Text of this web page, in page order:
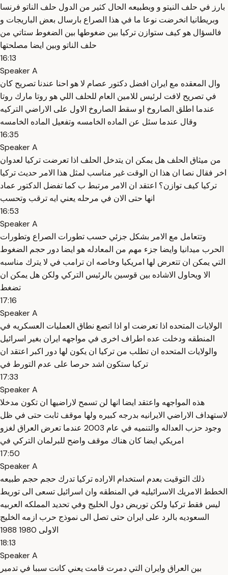
بارز في حلف النيتو و وبطبيعه الحال كثير من الدول حلف الناتو فرنسا
وبريطانيا انخرضت نوعا ما في هذا الصراع بارسال بعض الباريجات و
فالسؤال هو كيف ستوازن تركيا بين ضغوطها بين الضغوط ستاتي من
حلف الناتو وبين ايضا مصلحتها
16:13
Speaker A
وال المعقده مع ايران افضل دكتور عصام لا هو احنا عندنا تصريح كان
في تصريح لافت لرئيس للامين العام للحلف اللي هو روتا مارك روتا
عندما اطلق الصاروخ او سقط الصاروخ الاول على الاراضي التركيه
وقال عندما سئل عن الماده الخامسه وتفعيل الماده الخامسه
16:35
Speaker A
من ميثاق الحلف هل يمكن ان يتدخل الحلف اذا تعرضت تركيا لعدوان
اخر فقال نصا ان هذا ان الوقت غير مناسب لمثل هذا الامر حديث تركيا
تركيا كيف توازن؟ اعتقد ان الامر مرتبط ب كما تفضل الدكتور عماد
انها حتى الان في مرحله يعني ايه ترقب وتحسب
16:53
Speaker A
وتتعامل مع الامر بشكل جزئي حسب تطورات الصراع وتطورات
الحرب ميدانيا وايضا جزء مهم من المعادله هو ايضا دور حجم الضغوط
التي يمكن ان تتعرض لها امريكيا وخاصه ان ترامب في لا يترك مناسبه
الا ويحاول الاشاده بين قوسين بالرئيس التركي ولكن هل يمكن ان
تضغط
17:16
Speaker A
الولايات المتحده اذا تعرضت او اذا اتصع نطاق العمليات العسكريه في
المنطقه ودخلت عده اطراف اخرى في مواجهه ايران بغير اسرائيل
والولايات المتحده ان تطلب من تركيا ان يكون لها دور اكبر اعتقد ان
تركيا ستكون اشد حرصا على عدم التورط في
17:33
Speaker A
هذه المواجهه واعتقد ايضا انها لن تسمح لاراضيها ان تكون مدخلا
لاستهداف الاراضي الايرانيه بدرجه كبيره ولها موقف ثابت حتى في ظل
وجود حزب العداله والتنميه في عام 2003 عندما تعرض العراق لغزو
امريكي ايضا كان هناك موقف واضح للبرلمان التركي في
17:50
Speaker A
ذلك التوقيت بعدم استخدام الاراده تركيا تدرك حجم حجم طبيعه
الخطط الامريك الاسرائيليه في المنطقه وان اسرائيل تسعى الى توريط
ليس فقط تركيا ولكن توريض دول الخليج وفي تحديد المملكه العربيه
السعوديه بالرد على ايران حتى تصل الى نموذج حرب ازمه الخليج
الاولى 1980 1988
18:13
Speaker A
بين العراق وايران التي دمرت قامت يعني كانت سببا في تدمير